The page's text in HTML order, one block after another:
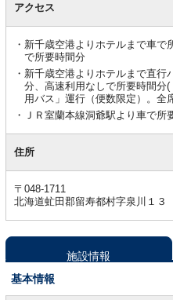
アクセス
新千歳空港よりホテルまで車で
で所要時間分
新千歳空港よりホテルまで直行
分、高速利用なしで所要時間分
用バス」運行（便数限定）。全
ＪＲ室蘭本線洞爺駅より車で所
住所
〒048-1711
北海道虻田郡留寿都村字泉川１３
施設情報
基本情報